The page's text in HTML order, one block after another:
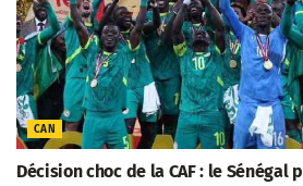
CAN
Décision choc de la CAF : le Sénégal